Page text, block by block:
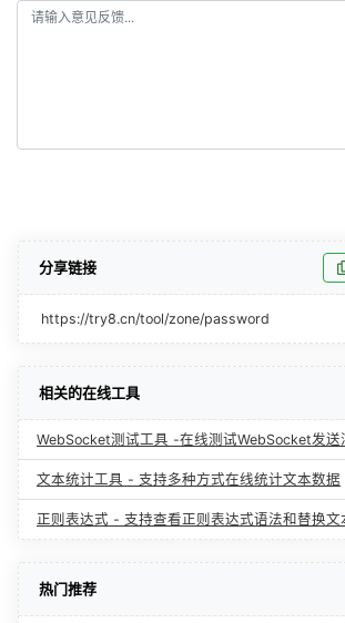
分享链接
https://try8.cn/tool/zone/password
相关的在线工具
WebSocket测试工具 -在线测试WebSocket发送
文本统计工具 - 支持多种方式在线统计文本数据
正则表达式 - 支持查看正则表达式语法和替换文
热门推荐